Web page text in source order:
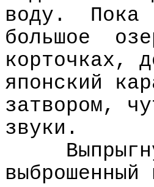
воду.
Пока
большое
корточках,
японский
затвором,
звуки.